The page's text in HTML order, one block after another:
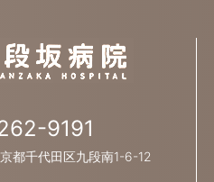
9191
都千代田区九段南1-6-12